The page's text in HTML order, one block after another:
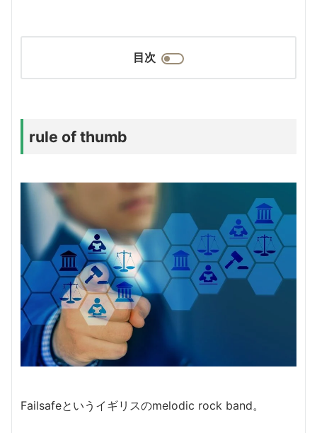
目次
rule of thumb
Failsafeというイギリスのmelodic rock band。